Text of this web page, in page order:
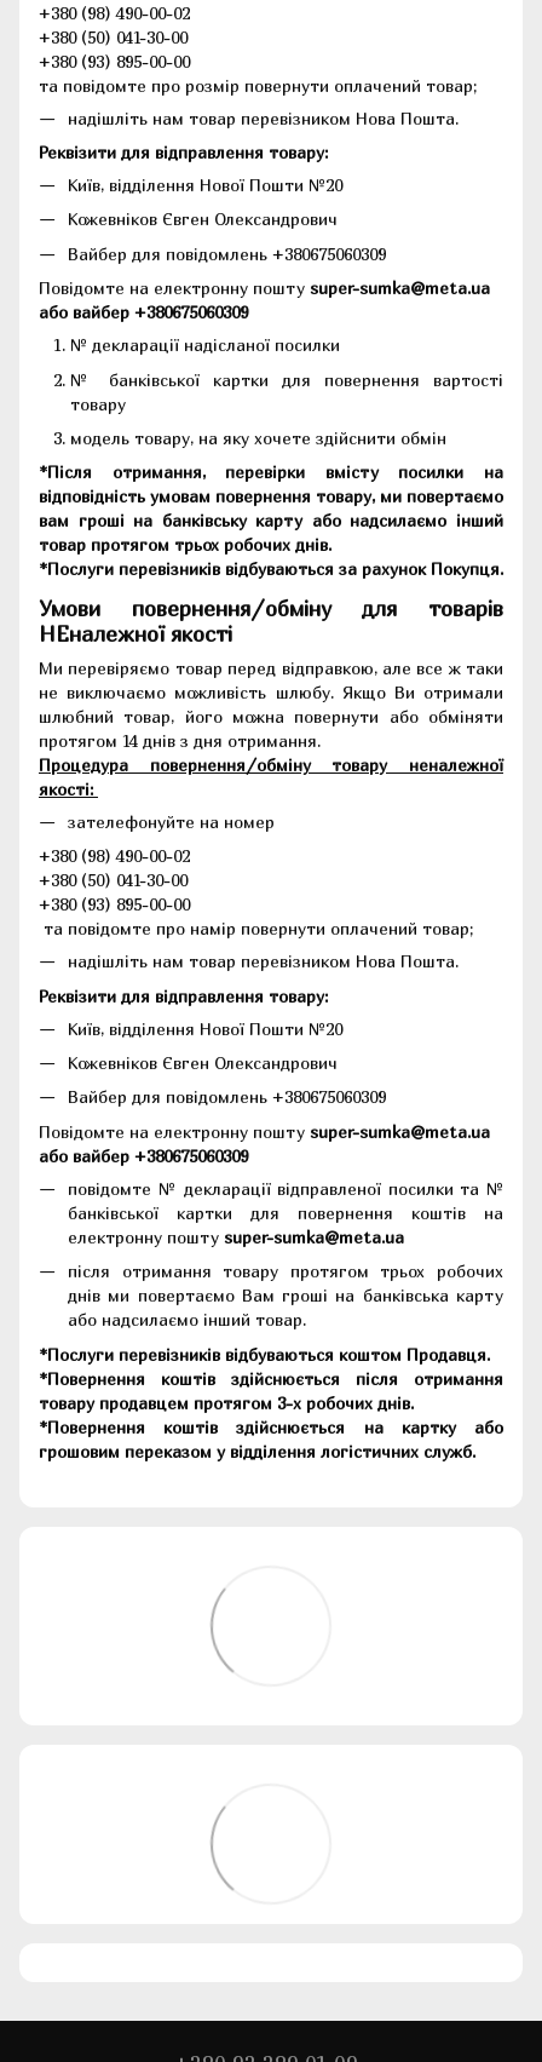
+380 (98) 490-00-02
+380 (50) 041-30-00
+380 (93) 895-00-00
та повідомте про розмір повернути оплачений товар;
надішліть нам товар перевізником Нова Пошта.
Реквізити для відправлення товару:
Київ, відділення Нової Пошти №20
Кожевніков Євген Олександрович
Вайбер для повідомлень +380675060309
Повідомте на електронну пошту super-sumka@meta.ua
або вайбер +380675060309
№ декларації надісланої посилки
№ банківської картки для повернення вартості
товару
модель товару, на яку хочете здійснити обмін
*Після отримання, перевірки вмісту посилки на
відповідність умовам повернення товару, ми повертаємо
вам гроші на банківську карту або надсилаємо інший
товар протягом трьох робочих днів.
*Послуги перевізників відбуваються за рахунок Покупця.
Умови повернення/обміну для товарів
НЕналежної якості
Ми перевіряємо товар перед відправкою, але все ж таки
не виключаємо можливість шлюбу. Якщо Ви отримали
шлюбний товар, його можна повернути або обміняти
протягом 14 днів з дня отримання.
Процедура повернення/обміну товару неналежної
якості:
зателефонуйте на номер
+380 (98) 490-00-02
+380 (50) 041-30-00
+380 (93) 895-00-00
та повідомте про намір повернути оплачений товар;
надішліть нам товар перевізником Нова Пошта.
Реквізити для відправлення товару:
Київ, відділення Нової Пошти №20
Кожевніков Євген Олександрович
Вайбер для повідомлень +380675060309
Повідомте на електронну пошту super-sumka@meta.ua
або вайбер +380675060309
повідомте № декларації відправленої посилки та №
банківської картки для повернення коштів на
електронну пошту super-sumka@meta.ua
після отримання товару протягом трьох робочих
днів ми повертаємо Вам гроші на банківська карту
або надсилаємо інший товар.
*Послуги перевізників відбуваються коштом Продавця.
*Повернення коштів здійснюється після отримання
товару продавцем протягом 3-х робочих днів.
*Повернення коштів здійснюється на картку або
грошовим переказом у відділення логістичних служб.